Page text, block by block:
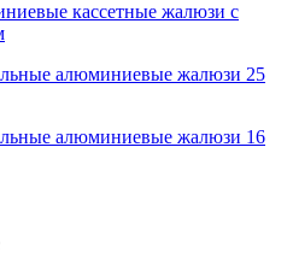
кассетные жалюзи с
алюминиевые жалюзи 25
алюминиевые жалюзи 16